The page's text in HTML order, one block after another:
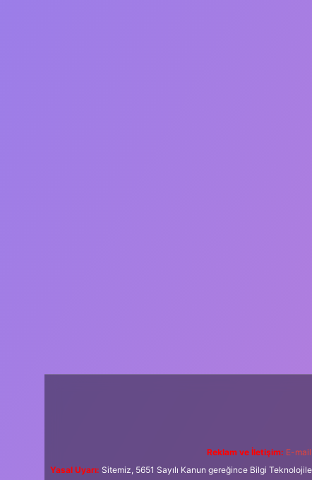
Reklam ve İletişim: E-
Yasal Uyarı: Sitemiz, 5651 Sayılı Kanun gereğince Bilgi